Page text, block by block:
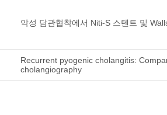
악성 담관협착에서 Niti-S 스텐트 및
Recurrent pyogenic cholangitis:
cholangiography